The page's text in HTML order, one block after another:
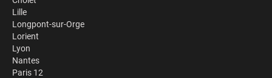
Lille
Longpont-sur-Orge
Lorient
Lyon
Nantes
Paris 12